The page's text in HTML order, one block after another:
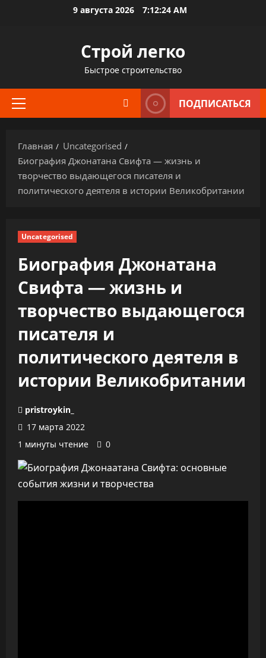
9 августа 2026 7:12:25 AM
Строй легко
Быстрое строительство
Основное
ПОДПИСАТЬСЯ
Главная
Uncategorised
Биография Джонатана Свифта — жизнь и
творчество выдающегося писателя и
политического деятеля в истории Великобритании
Uncategorised
Биография Джонатана
Свифта — жизнь и
творчество выдающегося
писателя и
политического деятеля в
истории Великобритании
pristroykin_
17 марта 2022
1 минуты чтение
0